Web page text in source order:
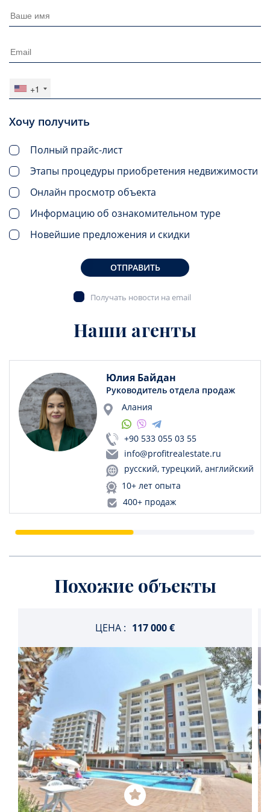
+1
Хочу получить
Полный прайс-лист
Этапы процедуры приобретения недвижимости
Онлайн просмотр объекта
Информацию об ознакомительном туре
Новейшие предложения и скидки
ОТПРАВИТЬ
Получать новости на email
Наши агенты
Юлия Байдан
Руководитель отдела продаж
Алания
+90 533 055 03 55
info@profitrealestate.ru
русский, турецкий, английский
10+ лет опыта
400+ продаж
Похожие объекты
ЦЕНА : 117 000 €